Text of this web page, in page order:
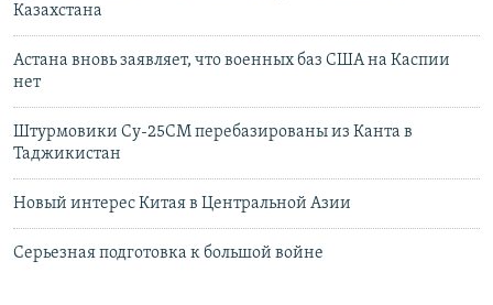
Казахстана
Астана вновь заявляет, что военных баз США на Каспии
нет
Штурмовики Су-25СМ перебазированы из Канта в
Таджикистан
Новый интерес Китая в Центральной Азии
Серьезная подготовка к большой войне